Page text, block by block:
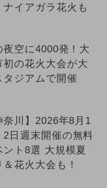
ナイアガラ花火も
夜空に4000発！大
初の花火大会が大
タジアムで開催
奈川】2026年8月1
2日週末開催の無料
ント8選 大規模夏
＆花火大会も！